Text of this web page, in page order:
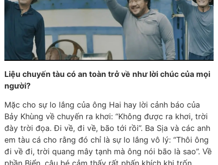
Liệu chuyến tàu có an toàn trở về như lời chúc của mọi
người?
Mặc cho sự lo lắng của ông Hai hay lời cảnh báo của
Bảy Khùng về chuyến ra khơi: “Không được ra khơi, trời
đày trời đọa. Đi về, đi về, bão tới rồi”. Ba Sịa và các anh
em tàu cá cho rằng đó chỉ là sự lo lắng vô lý: “Thôi ông
đi về đi, trời quang mây tạnh mà ông nói bão là sao”. Về
phần Biển, cậu bé cảm thấy rất phấn khích khi trốn